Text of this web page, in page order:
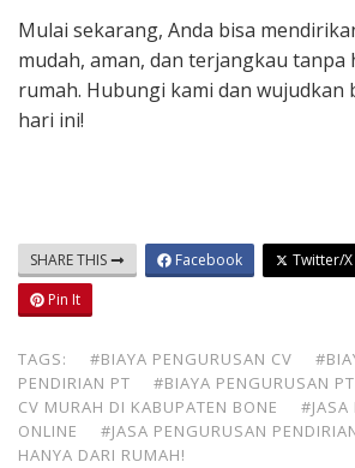
Mulai sekarang, Anda bisa
mudah, aman, dan terjangkau tanpa
rumah. Hubungi kami dan wujudkan
hari ini!
SHARE THIS Facebook Twitter/X
Pin It
TAGS: #BIAYA PENGURUSAN CV
PENDIRIAN PT
#BIAYA PENGURUSAN PT
CV MURAH DI KABUPATEN BONE
#JASA
ONLINE
#JASA PENGURUSAN
HANYA DARI RUMAH!